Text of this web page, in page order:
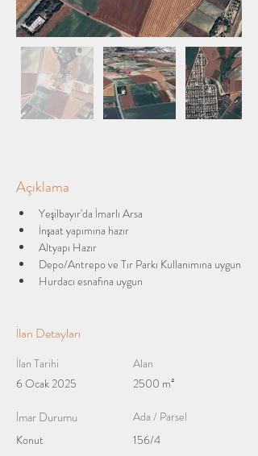
Açıklama
Yeşilbayır'da İmarlı Arsa
İnşaat yapımına hazır
Altyapı Hazır
Depo/Antrepo ve Tır Parkı Kullanımına uygun
Hurdacı esnafına uygun
İlan Detayları
İlan Tarihi
6 Ocak 2025
İmar Durumu
Konut
Alan
2500 m²
Ada / Parsel
156/4